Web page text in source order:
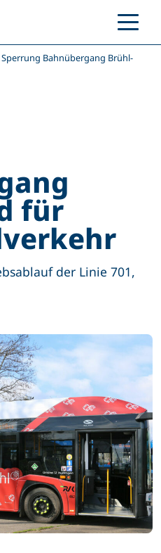
Sperrung Bahnübergang Brühl-
für
der Linie 701,